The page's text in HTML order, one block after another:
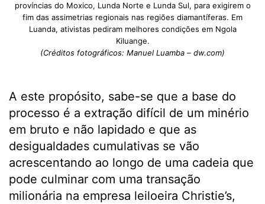
províncias do Moxico, Lunda Norte e Lunda Sul, para exigirem o
fim das assimetrias regionais nas regiões diamantíferas. Em
Luanda, ativistas pediram melhores condições em Ngola
Kiluange.
(Créditos fotográficos: Manuel Luamba – dw.com)
A este propósito, sabe-se que a base do
processo é a extração difícil de um minério
em bruto e não lapidado e que as
desigualdades cumulativas se vão
acrescentando ao longo de uma cadeia que
pode culminar com uma transação
milionária na empresa leiloeira Christie’s,